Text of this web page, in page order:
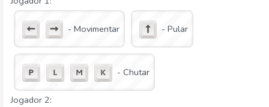
- Movimentar - Pular
- Chutar
Jogador 2: